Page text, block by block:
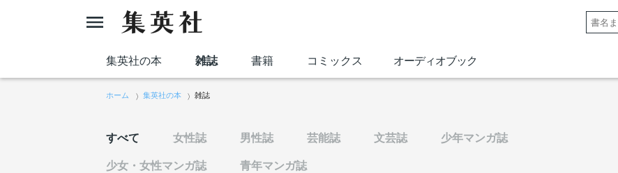
集英社の本 雑誌 書籍 コミックス オーディオブック
ホーム 集英社の本 雑誌
すべて 女性誌 男性誌 芸能誌 文芸誌 少年マンガ誌
少女・女性マンガ誌 青年マンガ誌